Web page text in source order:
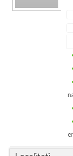
Caras-Severin
Giurgiu